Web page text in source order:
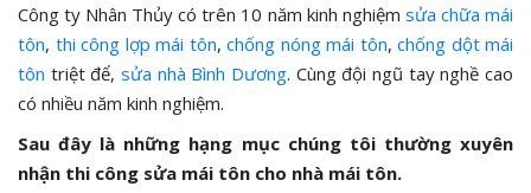
Công ty Nhân Thủy có trên 10 năm kinh nghiệm sửa chữa mái
tôn, thi công lợp mái tôn, chống nóng mái tôn, chống dột mái
tôn triệt để, sửa nhà Bình Dương. Cùng đội ngũ tay nghề cao
có nhiều năm kinh nghiệm.
Sau đây là những hạng mục chúng tôi thường xuyên
nhận thi công sửa mái tôn cho nhà mái tôn.